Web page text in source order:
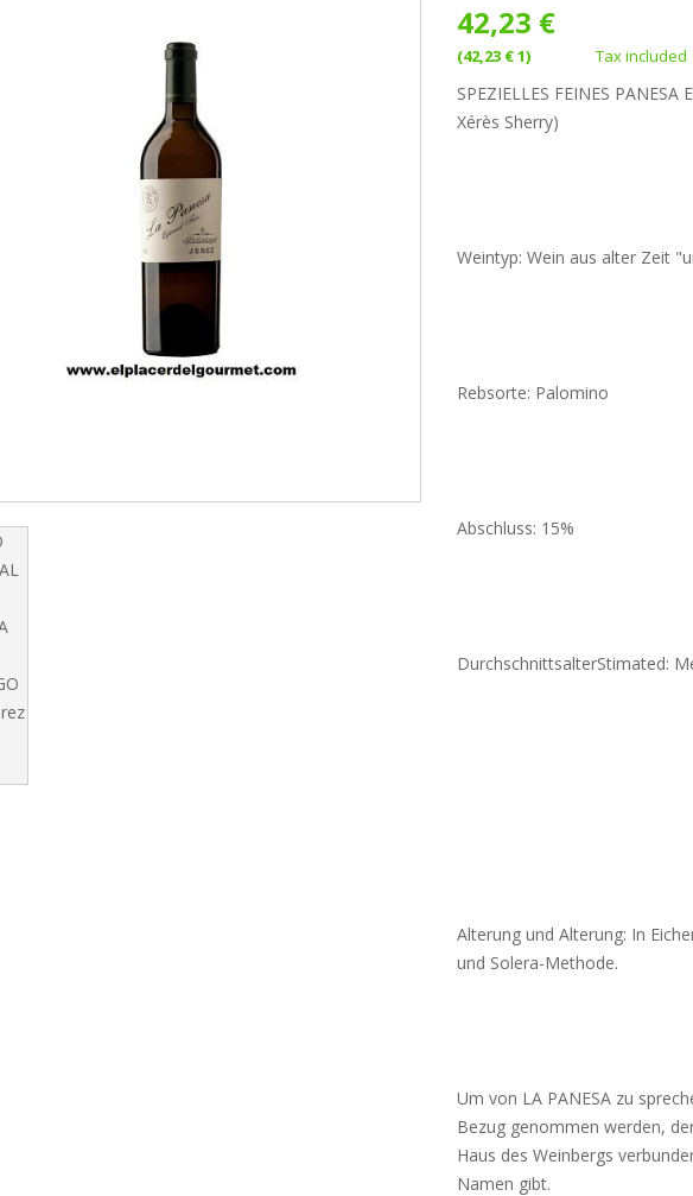
42,23 €
(42,23 € 1) Tax included
SPEZIELLES FEINES
Xérès Sherry)
Weintyp: Wein aus alter Zeit
Rebsorte: Palomino
Abschluss: 15%
DurchschnittsalterStimated:
Alterung und Alterung: In
und Solera-Methode.
Um von LA PANESA zu
Bezug genommen werden,
Haus des Weinbergs
Namen gibt.